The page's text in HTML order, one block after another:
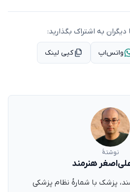
به اشتراک بگذارید:
واتس‌اپ کپی لینک
نوشتهٔ
هنرمند
پزشک با شمارهٔ نظام پزشکی